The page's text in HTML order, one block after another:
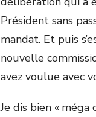
Président sans
mandat. Et puis
nouvelle
avez voulue avec
Je dis bien «